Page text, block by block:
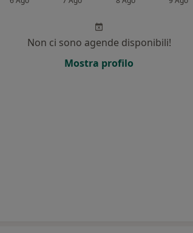
Non ci sono agende disponibili!
Mostra profilo